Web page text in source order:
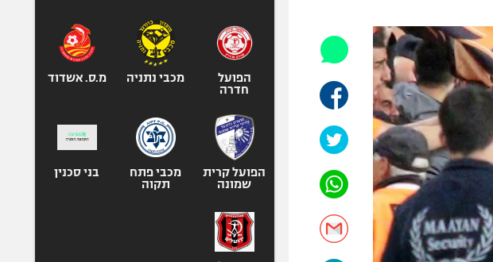
אופניים
ספורט מוטורי
כדורמים
בייסבול MLB
ספורט אתגרי
אומנויות לחימה
הפועל
חדרה
מכבי נתניה מ.ס. אשדוד
הפועל קרית
שמונה
מכבי פתח
תקוה
בני סכנין